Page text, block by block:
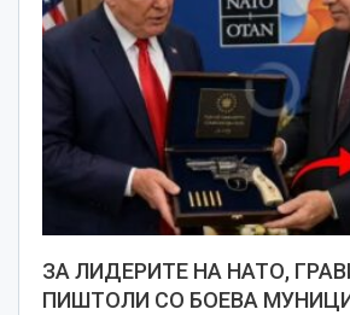
ЗА ЛИДЕРИТЕ НА НАТО,
ПИШТОЛИ СО БОЕВА